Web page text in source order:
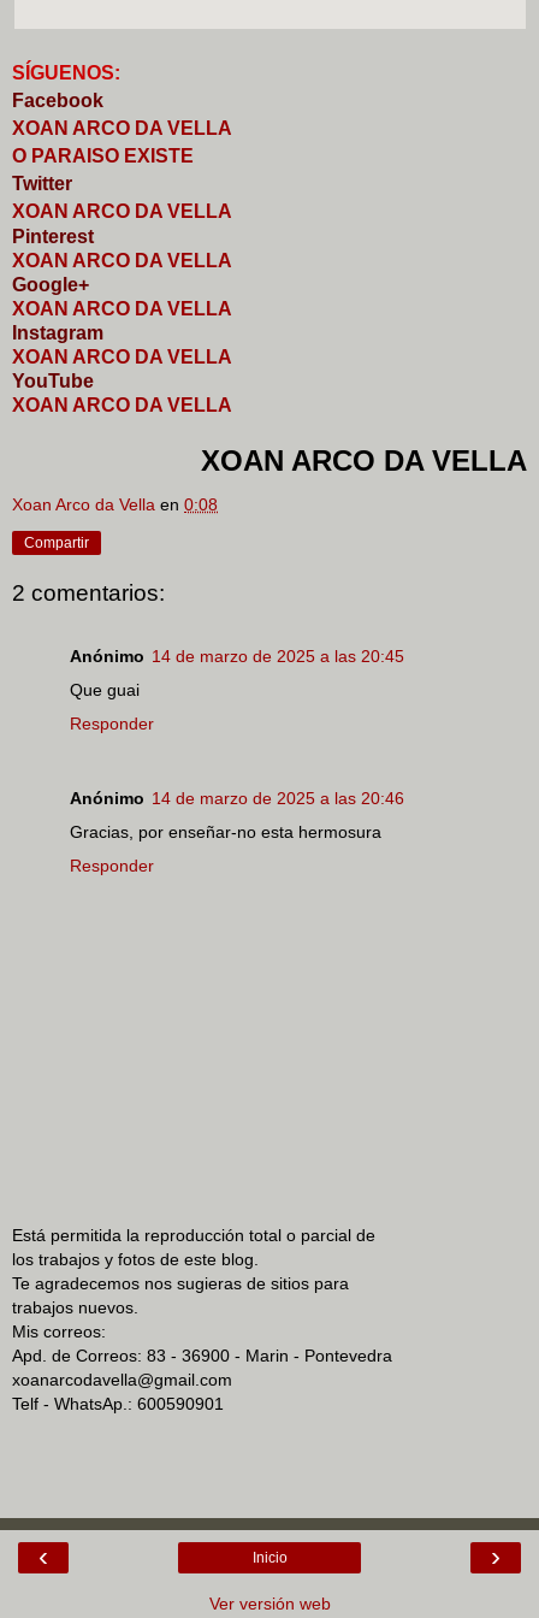
S GUENOS:
Facebook
XOAN ARCO DA VELLA
O PARAISO EXISTE
Twitter
XOAN ARCO DA VELLA
Pinterest
XOAN ARCO DA VELLA
Google+
XOAN ARCO DA VELLA
nstagram
XOAN ARCO DA VELLA
YouTube
XOAN ARCO DA VELLA
XOAN ARCO DA VELLA
Xoan Arco da Vella en 0:08
Compartir
2 comentarios:
Anónimo 14 de marzo de 2025 a las 20:45
Que guai
Responder
Anónimo 14 de marzo de 2025 a las 20:46
Gracias, por enseñar-no esta hermosura
Responder
Está permitida la reproducción total o parcial de
los trabajos y fotos de este blog.
Te agradecemos nos sugieras de sitios para
trabajos nuevos.
Mis correos:
Apd. de Correos: 83 - 36900 - Marin - Pontevedra
xoanarcodavella@gmail.com
Telf - WhatsAp.: 600590901
‹ ›
Inicio
Ver versión web